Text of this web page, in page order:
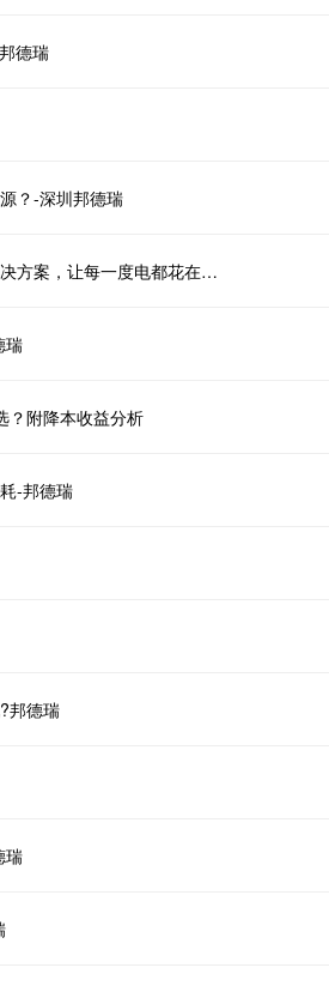
德瑞
？-深圳邦德瑞
中央空调能耗高？安科瑞中央空调系统能效管理解决方案，让每一度电都花在刀刃上！ 吴琦凡
瑞
？附降本收益分析
-邦德瑞
邦德瑞
瑞